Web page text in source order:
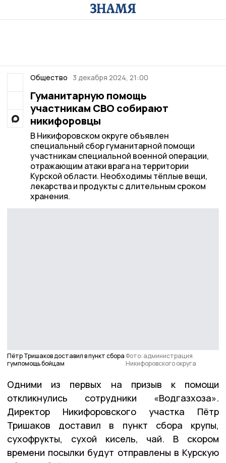
Общество 3 декабря 2024, 21:00
Гуманитарную помощь
участникам СВО собирают
никифоровцы
В Никифоровском округе объявлен
специальный сбор гуманитарной помощи
участникам специальной военной операции,
отражающим атаки врага на территории
Курской области. Необходимы тёплые вещи,
лекарства и продукты с длительным сроком
хранения.
Пётр Тришаков доставил в пункт сбора
гумпомощь бойцам
Фото: администрация
Никифоровского округа
Одними из первых на призыв к помощи
откликнулись сотрудники «Водгазхоза».
Директор Никифоровского участка Пётр
Тришаков доставил в пункт сбора крупы,
сухофрукты, сухой кисель, чай. В скором
времени посылки будут отправлены в Курскую